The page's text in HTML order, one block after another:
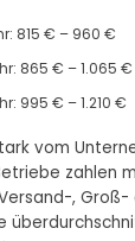
815 € – 960 €
865 € – 1.065 €
995 € – 1.210 €
vom
zahlen
, Groß-